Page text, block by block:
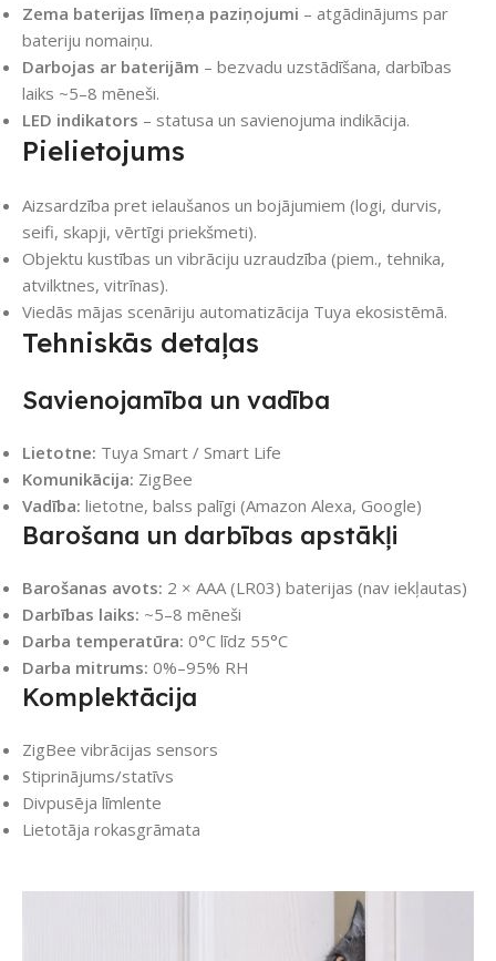
Zema baterijas līmeņa paziņojumi – atgādinājums par
bateriju nomaiņu.
Darbojas ar baterijām – bezvadu uzstādīšana, darbības
laiks ~5–8 mēneši.
LED indikators – statusa un savienojuma indikācija.
Pielietojums
Aizsardzība pret ielaušanos un bojājumiem (logi, durvis,
seifi, skapji, vērtīgi priekšmeti).
Objektu kustības un vibrāciju uzraudzība (piem., tehnika,
atvilktnes, vitrīnas).
Viedās mājas scenāriju automatizācija Tuya ekosistēmā.
Tehniskās detaļas
Savienojamība un vadība
Lietotne: Tuya Smart / Smart Life
Komunikācija: ZigBee
Vadība: lietotne, balss palīgi (Amazon Alexa, Google)
Barošana un darbības apstākļi
Barošanas avots: 2 × AAA (LR03) baterijas (nav iekļautas)
Darbības laiks: ~5–8 mēneši
Darba temperatūra: 0°C līdz 55°C
Darba mitrums: 0%–95% RH
Komplektācija
ZigBee vibrācijas sensors
Stiprinājums/statīvs
Divpusēja līmlente
Lietotāja rokasgrāmata